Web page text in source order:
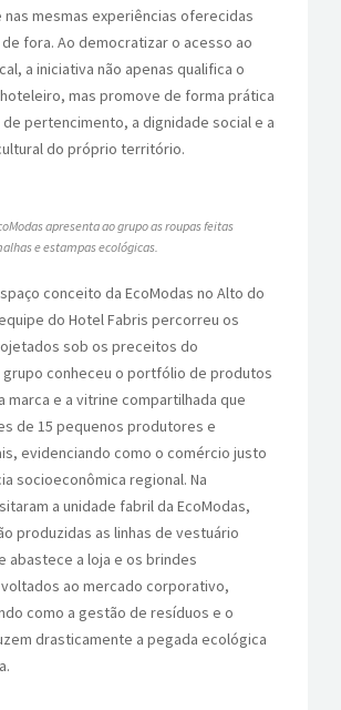
mesmas experiências oferecidas
fora. Ao democratizar o acesso ao
a iniciativa não apenas qualifica o
mas promove de forma prática
pertencimento, a dignidade social e a
do próprio território.
apresenta ao grupo as roupas feitas
e estampas ecológicas.
conceito da EcoModas no Alto do
do Hotel Fabris percorreu os
sob os preceitos do
grupo conheceu o portfólio de produtos
marca e a vitrine compartilhada que
de 15 pequenos produtores e
evidenciando como o comércio justo
socioeconômica regional. Na
a unidade fabril da EcoModas,
produzidas as linhas de vestuário
abastece a loja e os brindes
ao mercado corporativo,
como a gestão de resíduos e o
drasticamente a pegada ecológica